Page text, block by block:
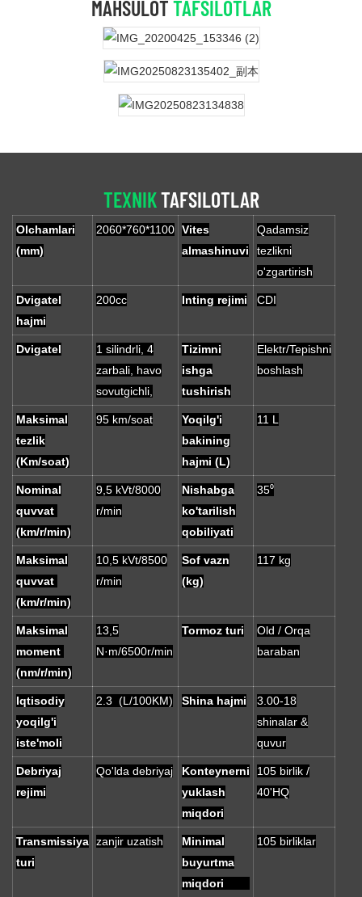
MAHSULOTTAFSILOTLAR
TEXNIKTAFSILOTLAR
Olchamlari
(mm)
2060*760*1100 Vites
almashinuvi
Qadamsiz
tezlikni
o'zgartirish
Dvigatel
hajmi
200cc Inting rejimi CDI
Dvigatel
1 silindrli, 4
zarbali, havo
sovutgichli,
Tizimni
ishga
tushirish
Elektr/Tepishni
boshlash
Maksimal
tezlik
(Km/soat)
95 km/soat
Yoqilg'i
bakining
hajmi (L)
11 L
Nominal
quvvat
(km/r/min)
9,5 kVt/8000
r/min
Nishabga
ko'tarilish
qobiliyati
35⁰
Maksimal
quvvat
(km/r/min)
10,5 kVt/8500
r/min
Sof vazn
(kg)
117 kg
Maksimal
moment
(nm/r/min)
13,5
N·m/6500r/min
Tormoz turi
Old / Orqa
baraban
Iqtisodiy
yoqilg'i
iste'moli
2.3 (L/100KM) Shina hajmi
3.00-18
shinalar &
quvur
Debriyaj
rejimi
Qo'lda debriyaj
Konteynerni
yuklash
miqdori
105 birlik /
40'HQ
Transmissiya
turi
zanjir uzatish
Minimal
buyurtma
miqdori
105 birliklar